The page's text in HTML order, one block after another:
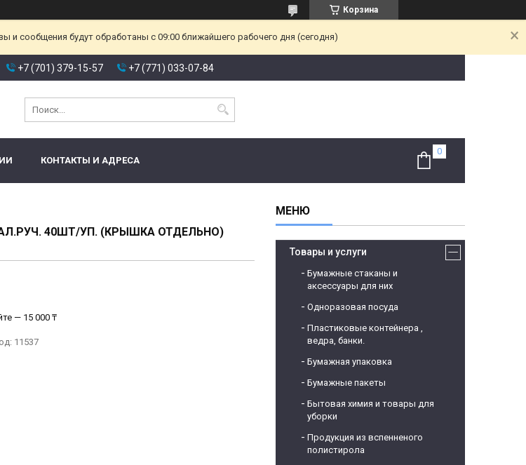
Корзина
и сообщения будут обработаны с 09:00 ближайшего рабочего дня (сегодня)
+7 (701) 379-15-57 +7 (771) 033-07-84
КОНТАКТЫ И АДРЕСА
40ШТ/УП. (КРЫШКА ОТДЕЛЬНО)
— 15 000 ₸
11537
Товары и услуги
Бумажные стаканы и
аксессуары для них
Одноразовая посуда
Пластиковые контейнера ,
ведра, банки.
Бумажная упаковка
Бумажные пакеты
Бытовая химия и товары для
уборки
Продукция из вспенненого
полистирола